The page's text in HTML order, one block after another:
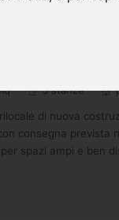
in vendita
3 stanze
di nuova
consegna prevista
spazi ampi e ben